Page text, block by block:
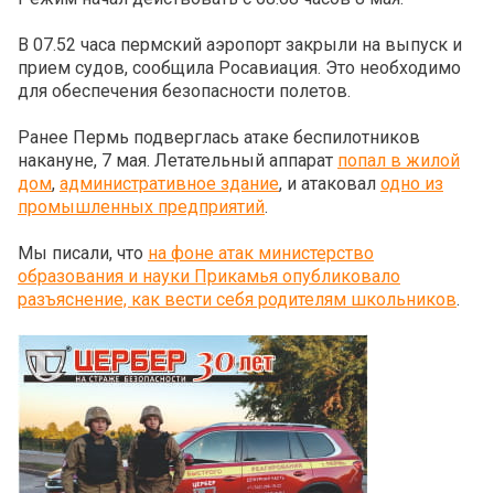
В 07.52 часа пермский аэропорт закрыли на выпуск и
прием судов, сообщила Росавиация. Это необходимо
для обеспечения безопасности полетов.
Ранее Пермь подверглась атаке беспилотников
накануне, 7 мая. Летательный аппарат попал в жилой
дом, административное здание, и атаковал одно из
промышленных предприятий.
Мы писали, что на фоне атак министерство
образования и науки Прикамья опубликовало
разъяснение, как вести себя родителям школьников.